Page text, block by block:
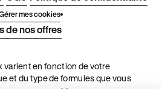
mes cookies
de nos offres
varient en fonction de votre
et du type de formules que vous
nos
Conditions Générales de